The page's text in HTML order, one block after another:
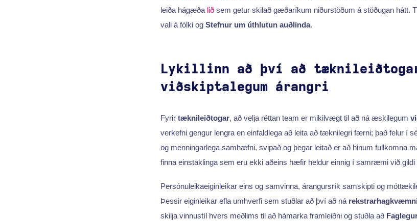
leiða hágæða liðsem getur skilað gæðaríkum niðurstöðum á stöðugan hátt.
vali á fólki og Stefnur um úthlutun auðlinda.
Lykillinn að því að
viðskiptalegum árangri
Fyrir tæknileiðtogar, að velja réttan team er mikilvægt til að ná æskilegum
verkefni gengur lengra en einfaldlega að leita að tæknilegri færni; það felur í
og menningarlega samhæfni, svipað og þegar leitað er að hinum fullkomna
finna einstaklinga sem eru ekki aðeins hæfir heldur einnig í samræmi við gildi
Persónuleikaeiginleikar eins og samvinna, árangursrík samskipti og
Þessir eiginleikar efla umhverfi sem stuðlar að því að ná rekstrarhagkvæmni
skilja vinnustíl hvers meðlims til að hámarka framleiðni og stuðla að